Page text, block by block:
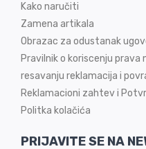
Kako naručiti
Zamena artikala
Obrazac za odustanak
Pravilnik o koriscenju prava
resavanju reklamacija i
Reklamacioni zahtev i
Politka kolačića
PRIJAVITE SE NA